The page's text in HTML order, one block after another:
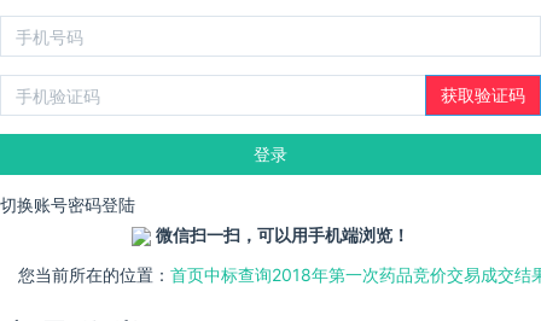
登录
切换账号密码登陆
微信扫一扫，可以用手机端浏览！
您当前所在的位置： 首页中标查询2018年第一次药品竞价交易成交结